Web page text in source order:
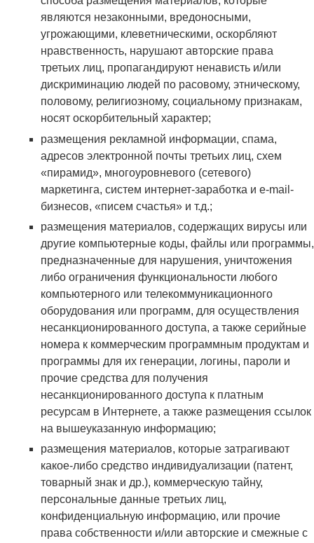
являются незаконными, вредоносными,
угрожающими, клеветническими, оскорбляют
нравственность, нарушают авторские права
третьих лиц, пропагандируют ненависть и/или
дискриминацию людей по расовому, этническому,
половому, религиозному, социальному признакам,
носят оскорбительный характер;
размещения рекламной информации, спама,
адресов электронной почты третьих лиц, схем
«пирамид», многоуровневого (сетевого)
маркетинга, систем интернет-заработка и e-mail-
бизнесов, «писем счастья» и т.д.;
размещения материалов, содержащих вирусы или
другие компьютерные коды, файлы или программы,
предназначенные для нарушения, уничтожения
либо ограничения функциональности любого
компьютерного или телекоммуникационного
оборудования или программ, для осуществления
несанкционированного доступа, а также серийные
номера к коммерческим программным продуктам и
программы для их генерации, логины, пароли и
прочие средства для получения
несанкционированного доступа к платным
ресурсам в Интернете, а также размещения ссылок
на вышеуказанную информацию;
размещения материалов, которые затрагивают
какое-либо средство индивидуализации (патент,
товарный знак и др.), коммерческую тайну,
персональные данные третьих лиц,
конфиденциальную информацию, или прочие
права собственности и/или авторские и смежные с